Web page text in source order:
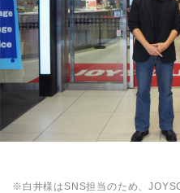
※白井様はSNS担当のため、